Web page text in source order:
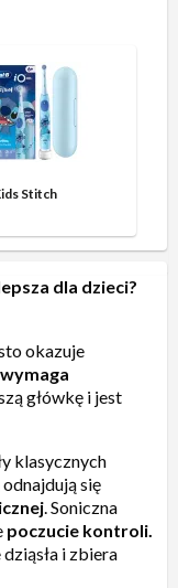
Stitch
dla dzieci?
okazuje
główkę i jest
klasycznych
się
. Soniczna
poczucie kontroli.
i zbiera